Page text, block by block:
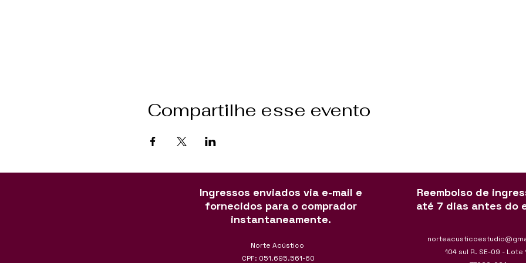
Compartilhe esse evento
Ingressos enviados via e-mail e
fornecidos para o comprador
instantaneamente.
Norte Acústico
CPF: 051.695.561-60​
Reembolso de
até 7 dias antes do
104 sul R. SE-09 - Lote